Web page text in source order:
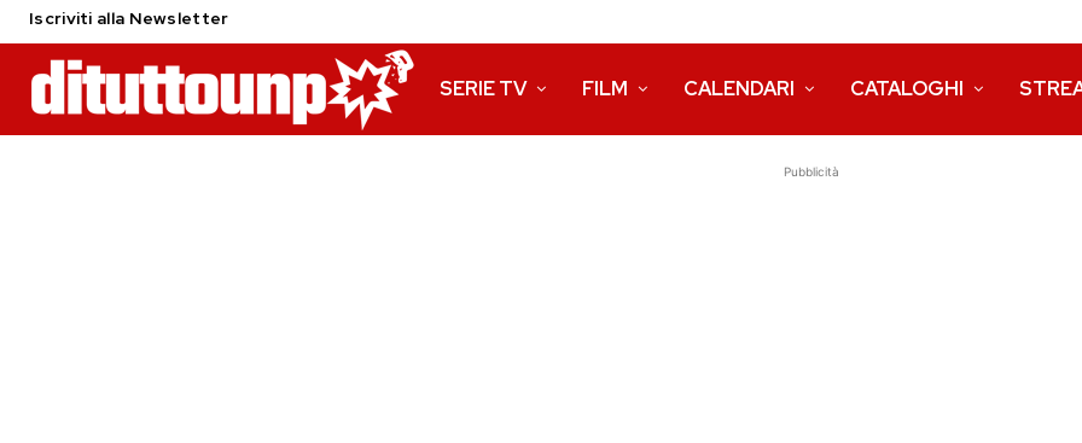
Iscriviti alla Newsletter
SERIE TV FILM CALENDARI CATALOGHI
Pubblicità